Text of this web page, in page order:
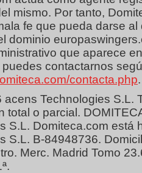
mismo. Por tanto,
fe que pueda darse
dominio
que aparece
contactarnos
contacta.php.
Technologies S.L.
total o parcial.
S.L. Domiteca.com
S.L. B-84948736.
Merc. Madrid Tomo